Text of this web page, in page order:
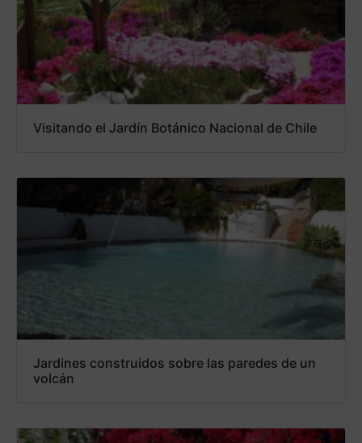
Visitando el Jardín Botánico Nacional de Chile
Jardines construidos sobre las paredes de un
volcán